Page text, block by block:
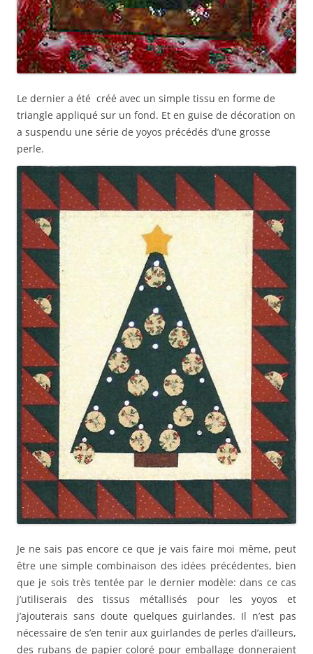
Le dernier a été créé avec un simple tissu en forme de
triangle appliqué sur un fond. Et en guise de décoration on
a suspendu une série de yoyos précédés d’une grosse
perle.
Je ne sais pas encore ce que je vais faire moi même, peut
être une simple combinaison des idées précédentes, bien
que je sois très tentée par le dernier modèle: dans ce cas
j’utiliserais des tissus métallisés pour les yoyos et
j’ajouterais sans doute quelques guirlandes. Il n’est pas
nécessaire de s’en tenir aux guirlandes de perles d’ailleurs,
des rubans de papier coloré pour emballage donneraient